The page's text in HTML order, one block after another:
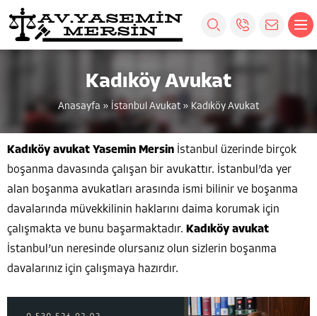
Kadıköy Avukat
Anasayfa » İstanbul Avukat » Kadıköy Avukat
Kadıköy avukat Yasemin Mersin İstanbul üzerinde birçok
boşanma davasında çalışan bir avukattır. İstanbul’da yer
alan boşanma avukatları arasında ismi bilinir ve boşanma
davalarında müvekkilinin haklarını daima korumak için
çalışmakta ve bunu başarmaktadır. Kadıköy avukat
İstanbul’un neresinde olursanız olun sizlerin boşanma
davalarınız için çalışmaya hazırdır.